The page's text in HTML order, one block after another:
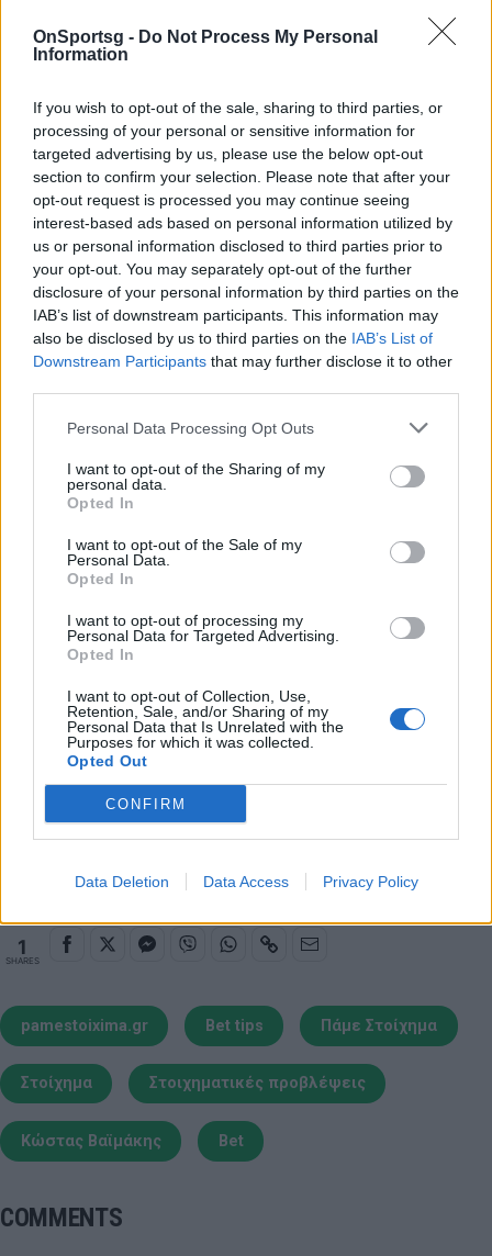
OnSportsg - Do Not Process My Personal
Information
If you wish to opt-out of the sale, sharing to third parties, or
processing of your personal or sensitive information for
targeted advertising by us, please use the below opt-out
section to confirm your selection. Please note that after your
opt-out request is processed you may continue seeing
interest-based ads based on personal information utilized by
us or personal information disclosed to third parties prior to
your opt-out. You may separately opt-out of the further
disclosure of your personal information by third parties on the
IAB’s list of downstream participants. This information may
also be disclosed by us to third parties on the IAB’s List of
Downstream Participants that may further disclose it to other
Personal Data Processing Opt Outs
I want to opt-out of the Sharing of my
personal data.
Opted In
I want to opt-out of the Sale of my
Personal Data.
Opted In
I want to opt-out of processing my
Personal Data for Targeted Advertising.
Opted In
I want to opt-out of Collection, Use,
Retention, Sale, and/or Sharing of my
Personal Data that Is Unrelated with the
Purposes for which it was collected.
Opted Out
CONFIRM
Data Deletion Data Access Privacy Policy
Μπρόινε, η αρμάδα του Πεπ Γκουαρδιόλα δείχνει
ότι και φέτος δεν θα έχει αντίπαλο. Διότι ο Πεπ,
με ρόλους και αρμοδιότητες, με «χημεία» και
συνοχή, με χίλιους και έναν τρόπους να πετυχαίνει
γκολ, χωρίς ωστόσο να χαλαρώνει τα γκέμια στην
άμυνα, χωρίς να μπορούν οι αντίπαλοι να βρουν
εύκολο μονοπάτι προς την εστία της Σίτι. Αλλά από
την άλλη, ο Μαουρίτσιο Σάρι δεν θα υποδεχθεί τη
Σίτι στο Λονδίνο, για να της κάνει «πασίγιο» για την
επικείμενη κατάκτηση του πρωταθλήματος: έχει
σκοπό να της βγάλει το λάδι, να «την τρέξει», να
Ζορζίνιο, να βρει τρόπο να βάλει δύσκολα στην
άμυνά της. Η φετινή χρονιά, με ελάχιστες
εξαιρέσεις, δείχνει ότι η Τσέλσι μπορεί να το κάνει
τα κάνει όλα τέλεια ή σχεδόν τέλεια για να
επικρατήσει.
Στη ματσάρα αυτή της Αγγλίας, το Pamestoixima.gr
θα είναι εκεί με δεκάδες στοιχηματικές προτάσεις
θα σκοράρει όμως και ο Αζάρ (2,75
) και ο Αγουέρο
), είναι ένα πολύ ενδιαφέρον challenge.
Παιχνίδι από παντού στη Novibet με το
1
SHARES
pamestoixima.gr Bet tips Πάμε Στοίχημα
Στοίχημα Στοιχηματικές προβλέψεις
Κώστας Βαϊμάκης Bet
COMMENTS